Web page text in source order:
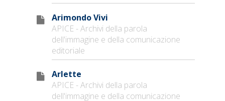
Arimondo Vivi
APICE - Archivi della parola
dell'immagine e della comunicazione
editoriale
Arlette
APICE - Archivi della parola
dell'immagine e della comunicazione